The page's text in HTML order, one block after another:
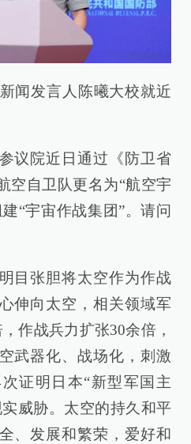
闻发言人陈曦大校就近
议院近日通过《防卫省
空自卫队更名为“航空宇
“宇宙作战集团”。请问
目张胆将太空作为作战
伸向太空，相关领域军
作战兵力扩张30余倍，
武器化、战场化，刺激
证明日本“新型军国主
威胁。太空的持久和平
、发展和繁荣，爱好和